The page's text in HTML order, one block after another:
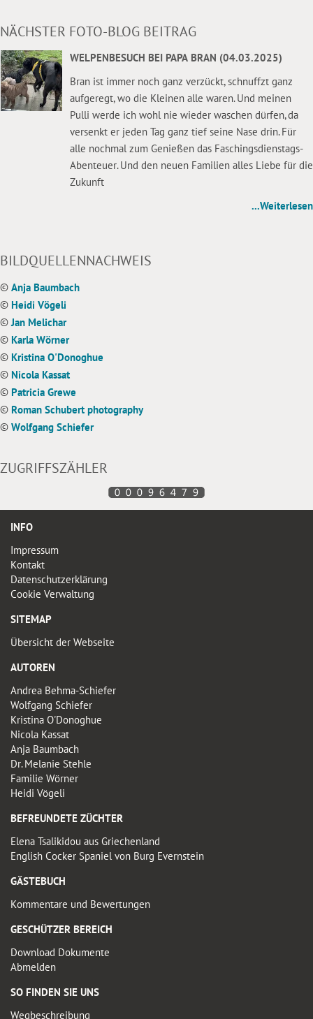
NÄCHSTER FOTO-BLOG BEITRAG
WELPENBESUCH BEI PAPA BRAN (04.03.2025)
Bran ist immer noch ganz verzückt, schnuffzt ganz
aufgeregt, wo die Kleinen alle waren. Und meinen
Pulli werde ich wohl nie wieder waschen dürfen, da
versenkt er jeden Tag ganz tief seine Nase drin. Für
alle nochmal zum Genießen das Faschingsdienstags-
Abenteuer. Und den neuen Familien alles Liebe für die
Zukunft
...Weiterlesen
BILDQUELLENNACHWEIS
© Anja Baumbach
© Heidi Vögeli
© Jan Melichar
© Karla Wörner
© Kristina O'Donoghue
© Nicola Kassat
© Patricia Grewe
© Roman Schubert photography
© Wolfgang Schiefer
ZUGRIFFSZÄHLER
INFO
Impressum
Kontakt
Datenschutzerklärung
Cookie Verwaltung
SITEMAP
Übersicht der Webseite
AUTOREN
Andrea Behma-Schiefer
Wolfgang Schiefer
Kristina O'Donoghue
Nicola Kassat
Anja Baumbach
Dr. Melanie Stehle
Familie Wörner
Heidi Vögeli
BEFREUNDETE ZÜCHTER
Elena Tsalikidou aus Griechenland
English Cocker Spaniel von Burg Evernstein
GÄSTEBUCH
Kommentare und Bewertungen
GESCHÜTZER BEREICH
Download Dokumente
Abmelden
SO FINDEN SIE UNS
Wegbeschreibung